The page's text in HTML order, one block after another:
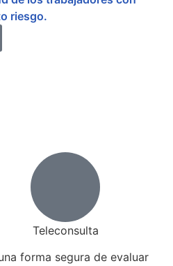
riesgo.
Teleconsulta
forma segura de evaluar